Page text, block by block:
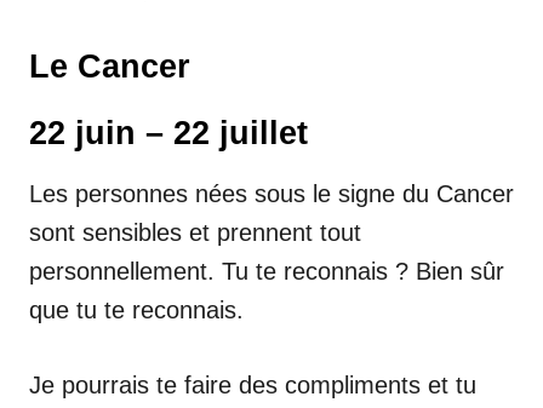
Le Cancer
22 juin – 22 juillet
Les personnes nées sous le signe du Cancer
sont sensibles et prennent tout
personnellement. Tu te reconnais ? Bien sûr
que tu te reconnais.
Je pourrais te faire des compliments et tu